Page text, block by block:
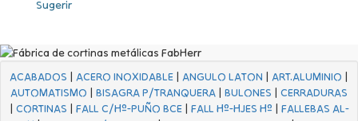
Sugerir
ACABADOS | ACERO INOXIDABLE | ANGULO LATON | ART.ALUMINIO |
AUTOMATISMO | BISAGRA P/TRANQUERA | BULONES | CERRADURAS
| CORTINAS | FALL C/Hº-PUÑO BCE| FALL Hº-HJES Hº | FALLEBAS AL-